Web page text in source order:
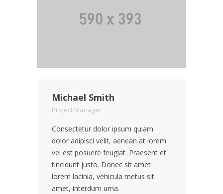
Michael Smith
Project Manager
Consectetur dolor ipsum quiam
dolor adipisci velit, aenean at lorem
vel est posuere feugiat. Praesent et
tincidunt justo. Donec sit amet
lorem lacinia, vehicula metus sit
amet, interdum urna.